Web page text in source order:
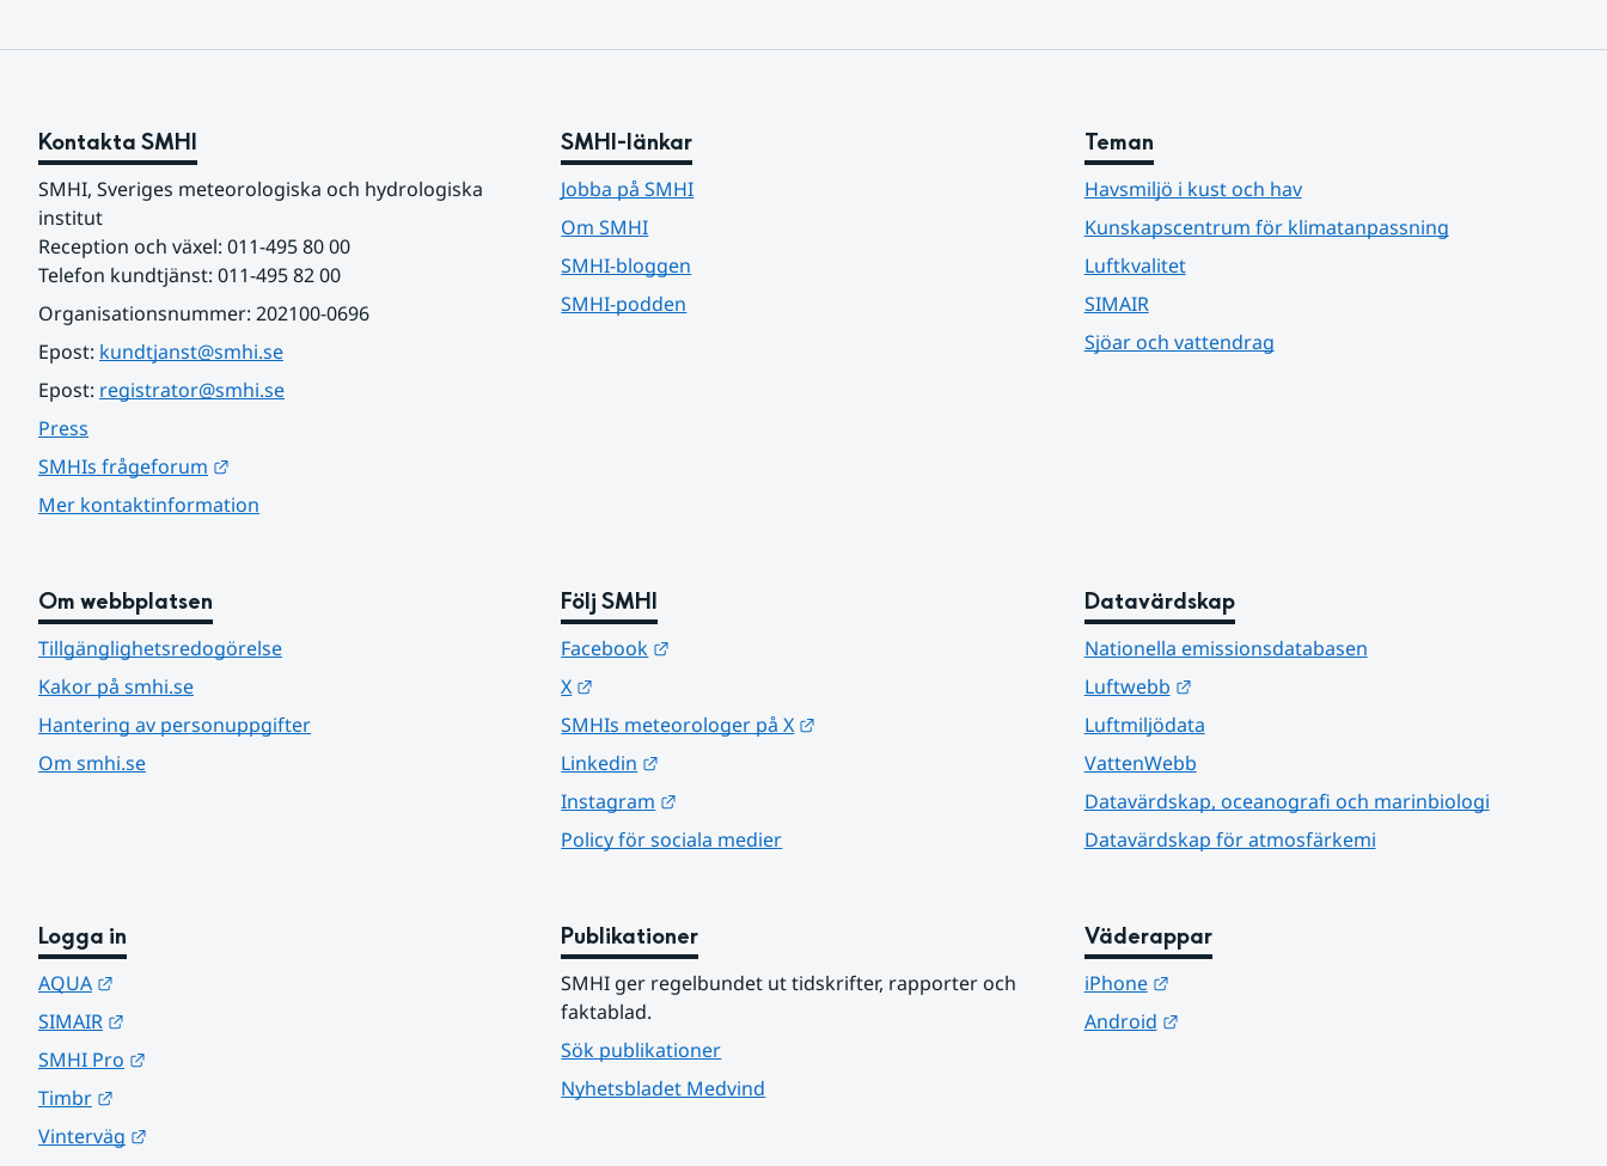
Kontakta SMHI
SMHI, Sveriges meteorologiska och hydrologiska
institut
Reception och växel: 011-495 80 00
Telefon kundtjänst: 011-495 82 00
Organisationsnummer: 202100-0696
Epost: kundtjanst@smhi.se
Epost: registrator@smhi.se
Press
SMHIs frågeforum
Mer kontaktinformation
SMHI-länkar
Jobba på SMHI
Om SMHI
SMHI-bloggen
SMHI-podden
Teman
Havsmiljö i kust och hav
Kunskapscentrum för klimatanpassning
Luftkvalitet
SIMAIR
Sjöar och vattendrag
Om webbplatsen
Tillgänglighetsredogörelse
Kakor på smhi.se
Hantering av personuppgifter
Om smhi.se
Följ SMHI
Facebook
X
SMHIs meteorologer på X
Linkedin
Instagram
Policy för sociala medier
Datavärdskap
Nationella emissionsdatabasen
Luftwebb
Länk till annan webbplats.
Luftmiljödata
VattenWebb
Datavärdskap, oceanografi och marinbiologi
Datavärdskap för atmosfärkemi
Logga in
AQUA
SIMAIR
SMHI Pro
Timbr
Vinterväg
Publikationer
SMHI ger regelbundet ut tidskrifter, rapporter och
faktablad.
Sök publikationer
Nyhetsbladet Medvind
Väderappar
iPhone
Länk till annan webbplats.
Android
Länk till annan webbplats.